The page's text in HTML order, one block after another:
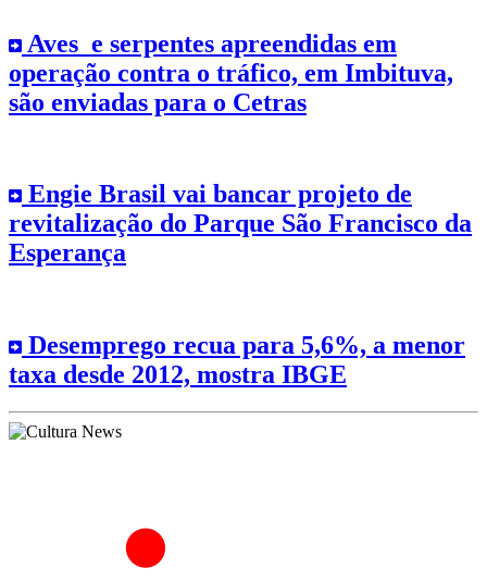
Aves e serpentes apreendidas em
operação contra o tráfico, em Imbituva,
são enviadas para o Cetras
Engie Brasil vai bancar projeto de
revitalização do Parque São Francisco da
Esperança
Desemprego recua para 5,6%, a menor
taxa desde 2012, mostra IBGE